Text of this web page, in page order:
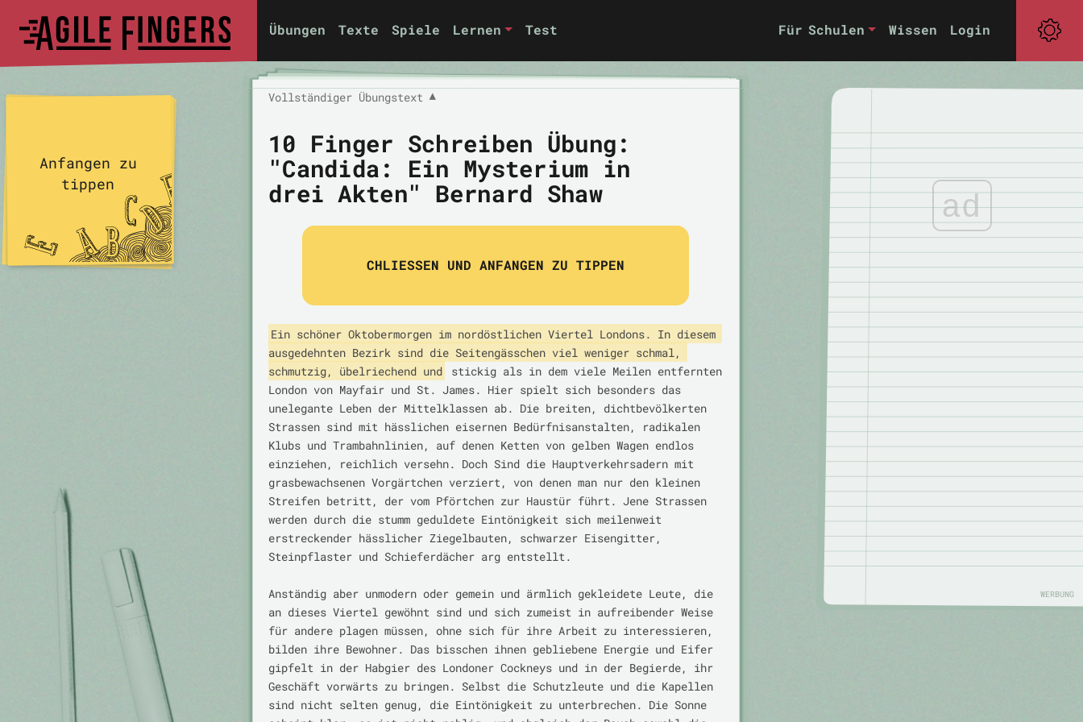
Übungen Texte Spiele Lernen Test Für Schulen Wissen Login
Vollständiger Übungstext ▼
10 Finger Schreiben Übung:
"Candida: Ein Mysterium in
drei Akten" Bernard Shaw
CHLIESSEN UND ANFANGEN ZU TIPPEN
Ein schöner Oktobermorgen im nordöstlichen Viertel Londons. In diesem
ausgedehnten Bezirk sind die Seitengässchen viel weniger schmal,
schmutzig, übelriechend und
stickig als in dem viele Meilen entfernten
London von Mayfair und St. James. Hier spielt sich besonders das
unelegante Leben der Mittelklassen ab. Die breiten, dichtbevölkerten
Strassen sind mit hässlichen eisernen Bedürfnisanstalten, radikalen
Klubs und Trambahnlinien, auf denen Ketten von gelben Wagen endlos
einziehen, reichlich versehn. Doch Sind die Hauptverkehrsadern mit
grasbewachsenen Vorgärtchen verziert, von denen man nur den kleinen
Streifen betritt, der vom Pförtchen zur Haustür führt. Jene Strassen
werden durch die stumm geduldete Eintönigkeit sich meilenweit
erstreckender hässlicher Ziegelbauten, schwarzer Eisengitter,
Steinpflaster und Schieferdächer arg entstellt.
Anständig aber unmodern oder gemein und ärmlich gekleidete Leute, die
an dieses Viertel gewöhnt sind und sich zumeist in aufreibender Weise
für andere plagen müssen, ohne sich für ihre Arbeit zu interessieren,
bilden ihre Bewohner. Das bisschen ihnen gebliebene Energie und Eifer
gipfelt in der Habgier des Londoner Cockneys und in der Begierde, ihr
Geschäft vorwärts zu bringen. Selbst die Schutzleute und die Kapellen
sind nicht selten genug, die Eintönigkeit zu unterbrechen. Die Sonne
ad
WERBUNG
Anfangen zu
tippen